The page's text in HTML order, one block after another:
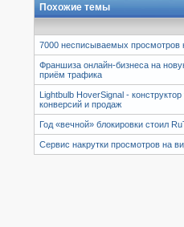
Похожие темы
7000 несписываемых просмотров
Франшиза онлайн-бизнеса на
приём трафика
Lightbulb HoverSignal -
конверсий и продаж
Год «вечной» блокировки стоил
Сервис накрутки просмотров на